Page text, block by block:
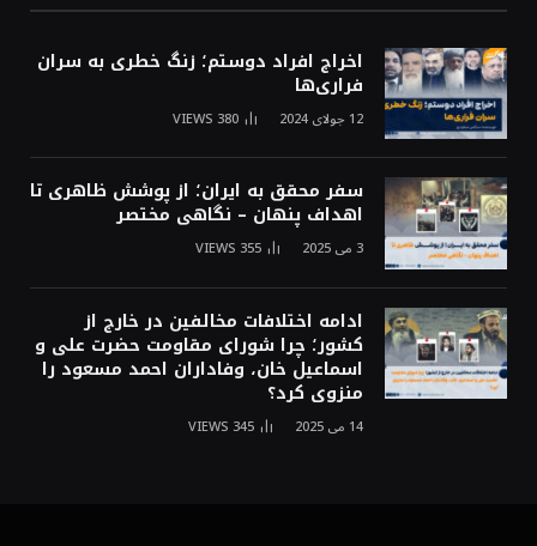
اخراج افراد دوستم؛ زنگ خطری به سران
فراری‌ها
12 جولای 2024 380
VIEWS
سفر محقق به ایران؛ از پوشش ظاهری تا
اهداف پنهان – نگاهی مختصر
3 می 2025 355
VIEWS
ادامه اختلافات مخالفین در خارج از
کشور؛ چرا شورای مقاومت حضرت علی و
اسماعیل خان، وفاداران احمد مسعود را
منزوی کرد؟
14 می 2025 345
VIEWS